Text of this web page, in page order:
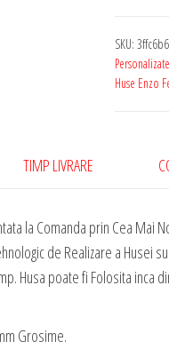
cu
Enzo
002
SKU:
Huse Enzo
TIMP LIVRARE
la Comanda prin Cea Mai
de Realizare a Husei
Husa poate fi Folosita inca
Grosime.